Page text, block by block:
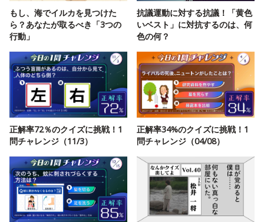
もし、海でイルカを見つけた
ら？あなたが取るべき「3つの
行動」
抗議運動に対する抗議！「黄色
いベスト」に対抗するのは、何
色の何？
正解率72％のクイズに挑戦！1
問チャレンジ（11/3）
正解率34%のクイズに挑戦！1
問チャレンジ（04/08）